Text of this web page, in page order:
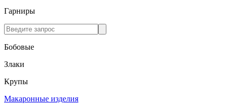
Гарниры
Бобовые
Злаки
Крупы
Макаронные изделия